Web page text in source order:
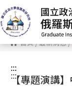
跳
到
主
要
內
容 首頁/最新消息/
:::
:::
【專題演講